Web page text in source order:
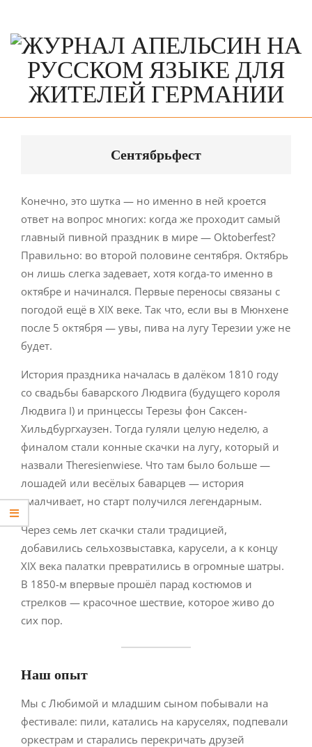
content
Сентябрьфест
Конечно, это шутка — но именно в ней кроется
ответ на вопрос многих: когда же проходит самый
главный пивной праздник в мире — Oktoberfest?
Правильно: во второй половине сентября. Октябрь
он лишь слегка задевает, хотя когда-то именно в
октябре и начинался. Первые переносы связаны с
погодой ещё в XIX веке. Так что, если вы в Мюнхене
после 5 октября — увы, пива на лугу Терезии уже не
будет.
История праздника началась в далёком 1810 году
со свадьбы баварского Людвига (будущего короля
Людвига I) и принцессы Терезы фон Саксен-
Хильдбургхаузен. Тогда гуляли целую неделю, а
финалом стали конные скачки на лугу, который и
назвали Theresienwiese. Что там было больше —
лошадей или весёлых баварцев — история
умалчивает, но старт получился легендарным.
Через семь лет скачки стали традицией,
добавились сельхозвыставка, карусели, а к концу
XIX века палатки превратились в огромные шатры.
В 1850-м впервые прошёл парад костюмов и
стрелков — красочное шествие, которое живо до
сих пор.
Наш опыт
Мы с Любимой и младшим сыном побывали на
фестивале: пили, катались на каруселях, подпевали
оркестрам и старались перекричать друзей